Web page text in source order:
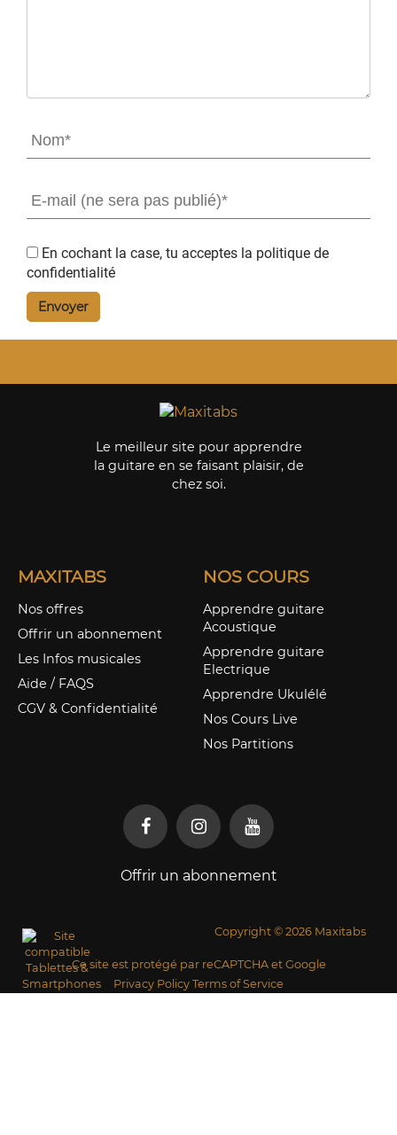
En cochant la case, tu acceptes la politique de
confidentialité
Le meilleur site pour apprendre
la guitare en se faisant plaisir, de
chez soi.
MAXITABS
Nos offres
Offrir un abonnement
Les Infos musicales
Aide / FAQS
CGV & Confidentialité
NOS COURS
Apprendre guitare
Acoustique
Apprendre guitare
Electrique
Apprendre Ukulélé
Nos Cours Live
Nos Partitions
Offrir un abonnement
Copyright © 2026 Maxitabs
Ce site est protégé par reCAPTCHA et Google
Privacy Policy Terms of Service